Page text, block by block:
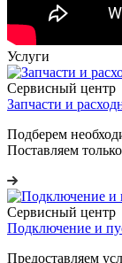
Услуги
Сервисный центр
Запчасти и
Подберем
Поставляем
Сервисный центр
Подключение и
Предоставляем